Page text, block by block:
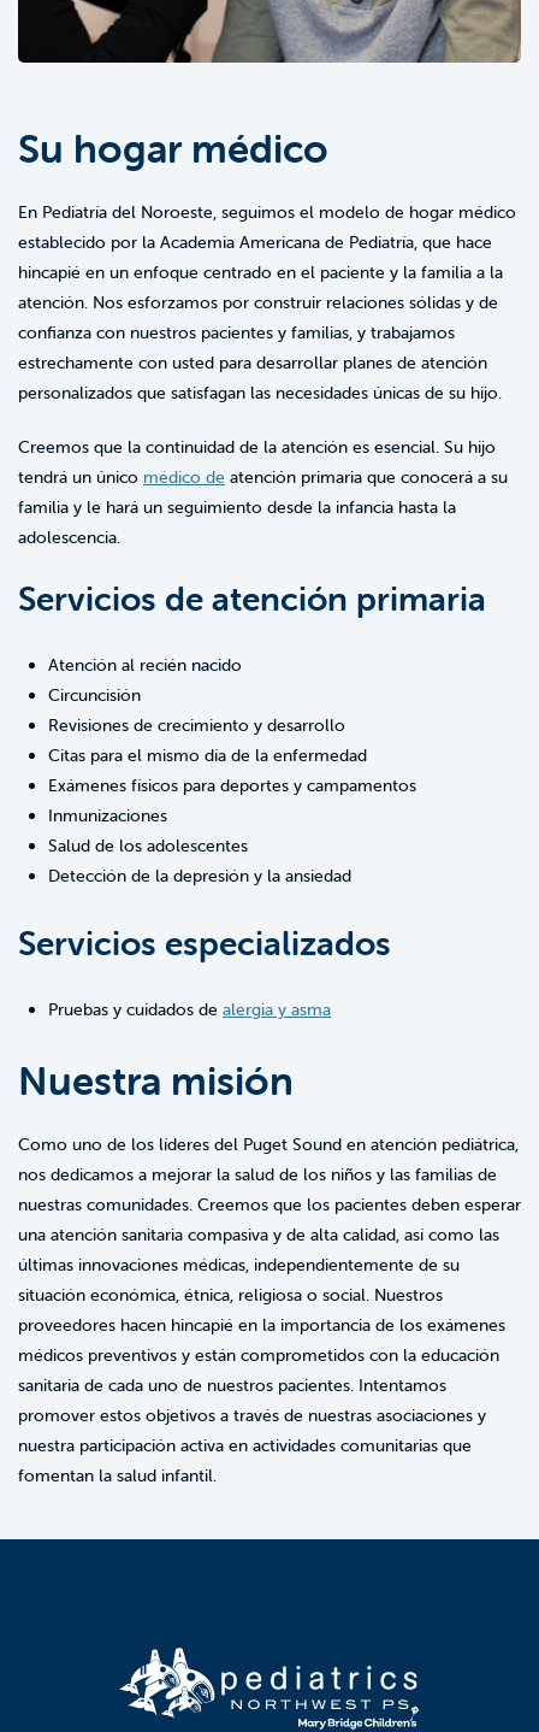
Su hogar médico
En Pediatría del Noroeste, seguimos el modelo de hogar médico
establecido por la Academia Americana de Pediatría, que hace
hincapié en un enfoque centrado en el paciente y la familia a la
atención. Nos esforzamos por construir relaciones sólidas y de
confianza con nuestros pacientes y familias, y trabajamos
estrechamente con usted para desarrollar planes de atención
personalizados que satisfagan las necesidades únicas de su hijo.
Creemos que la continuidad de la atención es esencial. Su hijo
tendrá un único médico de atención primaria que conocerá a su
familia y le hará un seguimiento desde la infancia hasta la
adolescencia.
Servicios de atención primaria
Atención al recién nacido
Circuncisión
Revisiones de crecimiento y desarrollo
Citas para el mismo día de la enfermedad
Exámenes físicos para deportes y campamentos
Inmunizaciones
Salud de los adolescentes
Detección de la depresión y la ansiedad
Servicios especializados
Pruebas y cuidados de alergia y asma
Nuestra misión
Como uno de los líderes del Puget Sound en atención pediátrica,
nos dedicamos a mejorar la salud de los niños y las familias de
nuestras comunidades. Creemos que los pacientes deben esperar
una atención sanitaria compasiva y de alta calidad, así como las
últimas innovaciones médicas, independientemente de su
situación económica, étnica, religiosa o social. Nuestros
proveedores hacen hincapié en la importancia de los exámenes
médicos preventivos y están comprometidos con la educación
sanitaria de cada uno de nuestros pacientes. Intentamos
promover estos objetivos a través de nuestras asociaciones y
nuestra participación activa en actividades comunitarias que
fomentan la salud infantil.